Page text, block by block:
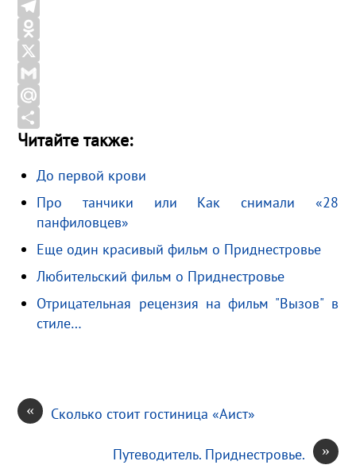
a
c
e
b
o
o
k
V
K
T
e
l
e
g
r
m
O
d
n
o
k
a
s
n
i
X
G
m
a
l
M
a
l
u
О
п
р
в
и
Читайте также:
До первой крови
Про танчики или Как снимали «28
панфиловцев»
Еще один красивый фильм о Приднестровье
Любительский фильм о Приднестровье
Отрицательная рецензия на фильм "Вызов" в
стиле…
« Сколько стоит гостиница «Аист»
»
Путеводитель. Приднестровье.